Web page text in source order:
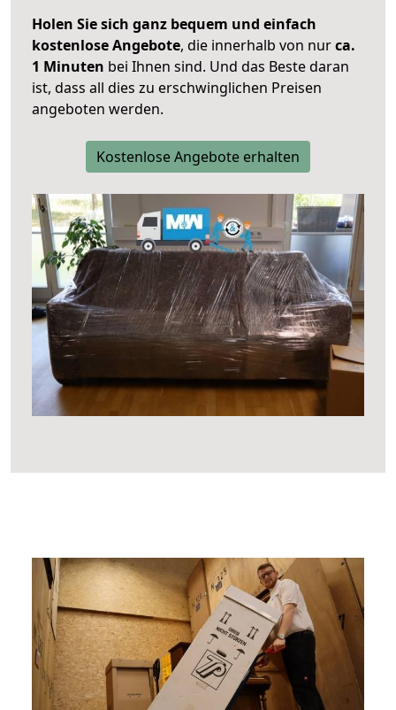
Holen Sie sich ganz bequem und einfach
kostenlose Angebote, die innerhalb von nurca.
1 Minuten bei Ihnen sind. Und das Beste daran
ist, dass all dies zu erschwinglichen Preisen
angeboten werden.
Kostenlose Angebote erhalten